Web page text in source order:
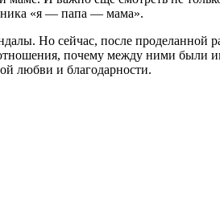
«я — папа — мама».
Но сейчас, после проделанной
почему между ними были
любви и благодарности.